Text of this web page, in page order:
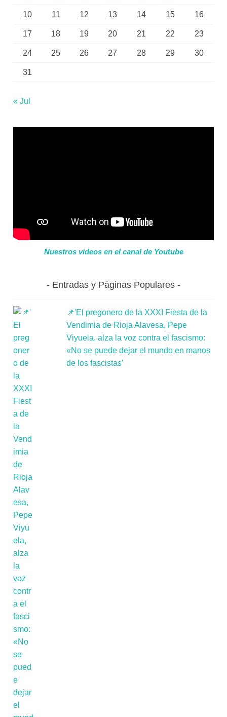
10 11 12 13 14 15 16
17 18 19 20 21 22 23
24 25 26 27 28 29 30
31
« Jul
Nuestros videos en el canal de Youtube
Entradas y Páginas Populares
📌'El pregonero de la XXXI Fiesta de la
Vendimia de Rioja Alavesa, Pepe
Viyuela, alza la voz contra el fascismo:
«No se puede dejar el mundo en manos
de los fascistas'